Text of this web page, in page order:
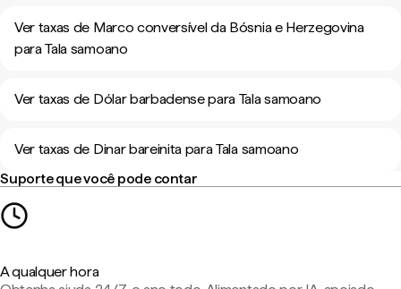
Ver taxas de Marco conversível da Bósnia e Herzegovina
para Tala samoano
Ver taxas de Dólar barbadense para Tala samoano
Ver taxas de Dinar bareinita para Tala samoano
Suporte que você pode contar
A qualquer hora